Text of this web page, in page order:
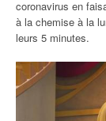
coronavirus en
à la chemise à la
leurs 5 minutes.